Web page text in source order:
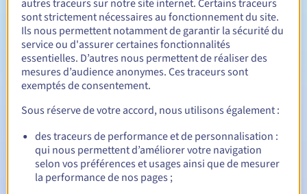
Durée de renouvellement Entre 1 et 10 ans
Période de rédemption
Notifications automatiques :
E-mails d'avertissement : 60, 30, 15, 7 et 3 jours avant la
date d'échéance
autres traceurs sur notre site internet. Certains traceurs
sont strictement nécessaires au fonctionnement du site.
Ils nous permettent notamment de garantir la sécurité du
service ou d'assurer certaines fonctionnalités
essentielles. D’autres nous permettent de réaliser des
mesures d’audience anonymes. Ces traceurs sont
exemptés de consentement.
Sous réserve de votre accord, nous utilisons également :
des traceurs de performance et de personnalisation :
qui nous permettent d’améliorer votre navigation
selon vos préférences et usages ainsi que de mesurer
la performance de nos pages ;